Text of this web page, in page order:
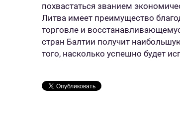
похвастаться званием
Литва имеет преимущество
торговле и
стран Балтии получит
того, насколько успешно будет